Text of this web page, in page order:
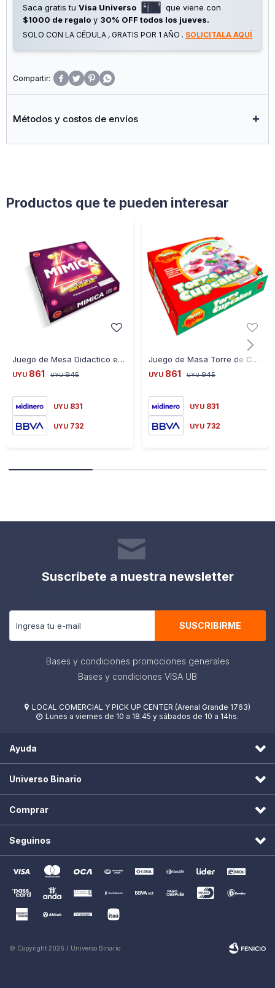
Saca gratis tu Visa Universo
que viene con
$1000 de regalo y 30% OFF todos los jueves.
SOLO CON LA CÉDULA , GRATIS POR 1 AÑO . SOLICITALA AQUÍ
   
Métodos y costos de envíos
Productos que te pueden interesar
Juego de Mesa Didactico e interactivo Mimica Trivia Royal
UYU 861 UYU 945
UYU 831
UYU 732
Juego de Masa Torre de Cupcakes Royal
UYU 861 UYU 945
UYU 831
UYU 732
Suscríbete a nuestra newsletter
SUSCRIBIRME
Bases y condiciones promociones generales
Bases y condiciones VISA UB
 LOCAL COMERCIAL Y PICK UP CENTER (Arenal Grande 1763)
 Lunes a viernes de 10 a 18.45 y sábados de 10 a 14hs.
Ayuda
Universo Binario
Comprar
Seguinos
© Copyright 2026 / Universo Binario